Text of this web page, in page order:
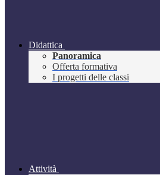
Didattica
Panoramica
Offerta formativa
I progetti delle classi
Attività